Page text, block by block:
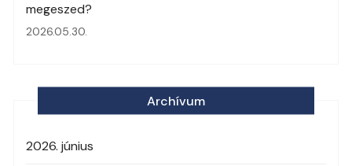
megeszed?
2026.05.30.
Archívum
2026. június